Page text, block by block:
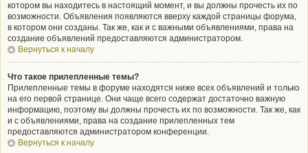
котором вы находитесь в настоящий момент, и вы должны прочесть их по
возможности. Объявления появляются вверху каждой страницы форума,
в котором они созданы. Так же, как и с важными объявлениями, права на
создание объявлений предоставляются администратором.
Вернуться к началу
Что такое прилепленные темы?
Прилепленные темы в форуме находятся ниже всех объявлений и только
на его первой странице. Они чаще всего содержат достаточно важную
информацию, поэтому вы должны прочесть их по возможности. Так же, как
и с объявлениями, права на создание прилепленных тем
предоставляются администратором конференции.
Вернуться к началу